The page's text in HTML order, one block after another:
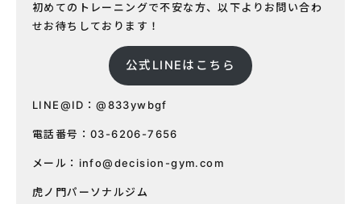
初めてのトレーニングで不安な方、以下よりお問い合わ
せお待ちしております！
公式LINEはこちら
LINE@ID：@833ywbgf
電話番号：03-6206-7656
メール： info@decision-gym.com
虎ノ門パーソナルジム